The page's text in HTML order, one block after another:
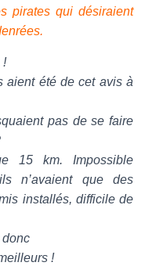
pirates qui désiraient
!
été de cet avis à
pas de se faire
15 km. Impossible
n’avaient que des
installés, difficile de
donc
!